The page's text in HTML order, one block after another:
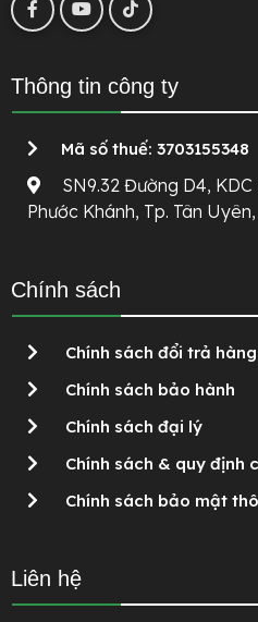
Thông tin công ty
Mã số thuế: 3703155348
SN9.32 Đường D4, KDC
Phước Khánh, Tp. Tân
Chính sách
Chính sách đổi trả hàng
Chính sách bảo hành
Chính sách đại lý
Chính sách & quy định
Chính sách bảo mật
Liên hệ